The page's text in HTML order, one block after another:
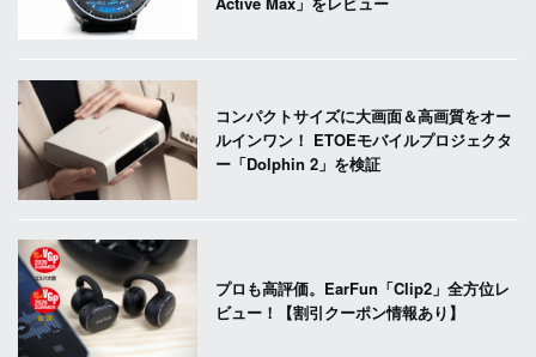
コンパクトサイズに大画面＆高画質をオー
ルインワン！ ETOEモバイルプロジェクタ
ー「Dolphin 2」を検証
プロも高評価。EarFun「Clip2」全方位レ
ビュー！【割引クーポン情報あり】